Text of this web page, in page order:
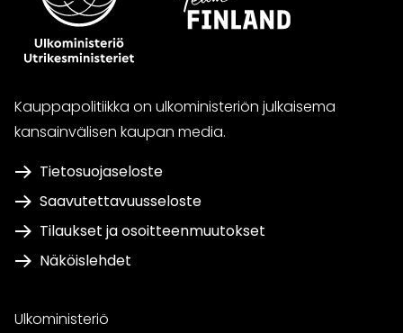
Kauppapolitiikka on ulkoministeriön julkaisema
kansainvälisen kaupan media.
Tietosuojaseloste
Saavutettavuusseloste
Tilaukset ja osoitteenmuutokset
Näköislehdet
Ulkoministeriö